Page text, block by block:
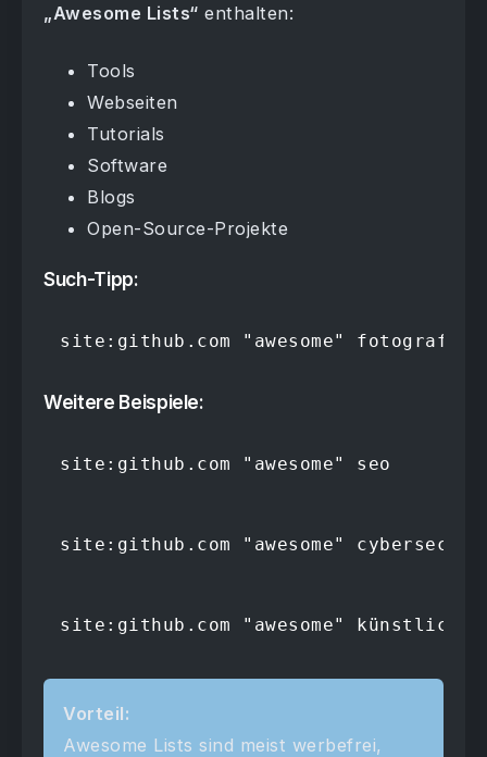
„Awesome Lists“ enthalten:
Tools
Webseiten
Tutorials
Software
Blogs
Open-Source-Projekte
Such-Tipp:
site:github.com "awesome" fotografie
Weitere Beispiele:
site:github.com "awesome" seo
site:github.com "awesome"
site:github.com "awesome"
Vorteil:
Awesome Lists sind meist werbefrei,